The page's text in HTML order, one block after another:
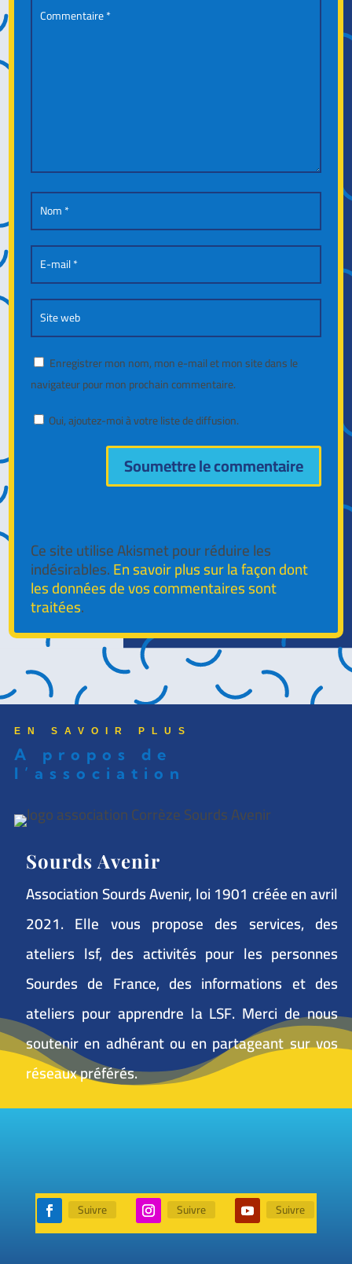
Enregistrer mon nom, mon e-mail et mon site dans le
navigateur pour mon prochain commentaire.
Oui, ajoutez-moi à votre liste de diffusion.
Soumettre le commentaire
Ce site utilise Akismet pour réduire les
indésirables.En savoir plus sur la façon dont
les données de vos commentaires sont
traitées.
EN SAVOIR PLUS
A propos de
l’association
Sourds Avenir
Association Sourds Avenir, loi 1901 créée en avril
2021. Elle vous propose des services, des
ateliers lsf, des activités pour les personnes
Sourdes de France, des informations et des
ateliers pour apprendre la LSF. Merci de nous
soutenir en adhérant ou en partageant sur vos
réseaux préférés.
Suivre Suivre Suivre